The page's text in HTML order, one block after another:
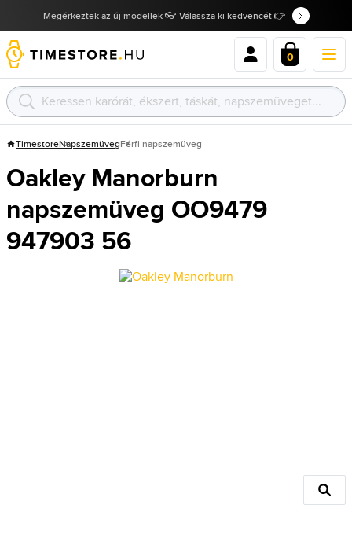
Megérkeztek az új modellek 👓 Válassza ki kedvencét 👉
0
TimestoreNapszemüvegFérfi napszemüveg
Oakley Manorburn
napszemüveg OO9479
947903 56